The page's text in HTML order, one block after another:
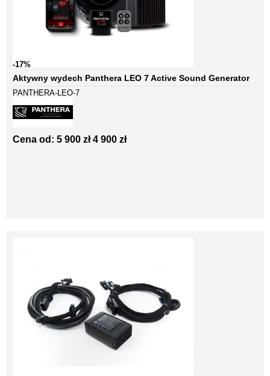
-17%
Aktywny wydech Panthera LEO 7 Active Sound Generator
PANTHERA-LEO-7
Cena od: 5 900 zł 4 900 zł